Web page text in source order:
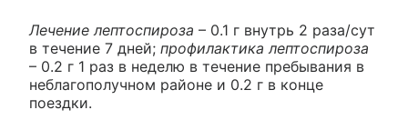
Лечение лептоспироза – 0.1 г внутрь 2 раза/сут
в течение 7 дней; профилактика лептоспироза
– 0.2 г 1 раз в неделю в течение пребывания в
неблагополучном районе и 0.2 г в конце
поездки.